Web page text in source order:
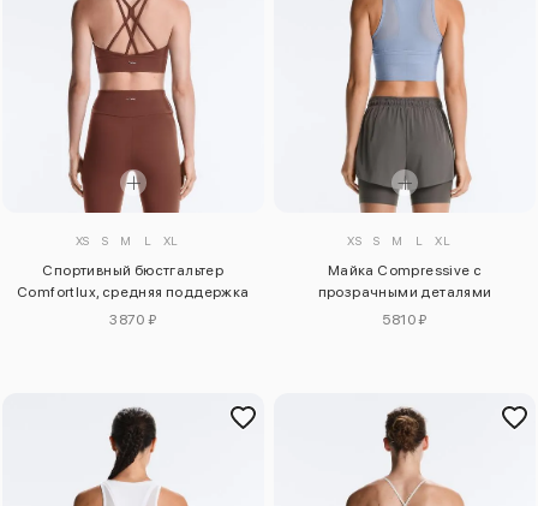
XS S M L XL
Спортивный бюстгальтер
Comfortlux, средняя поддержка
3870 ₽
XS S M L XL
Майка Compressive с
прозрачными деталями
5810 ₽